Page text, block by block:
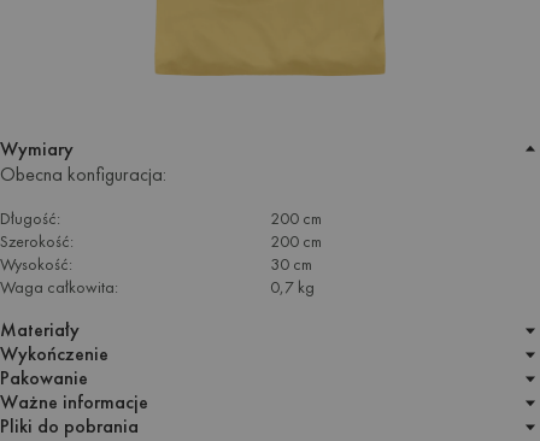
Wymiary
Obecna konfiguracja:
Długość:
200 cm
Szerokość:
200 cm
Wysokość:
30 cm
Waga całkowita:
0,7 kg
Materiały
Wykończenie
Pakowanie
Ważne informacje
Pliki do pobrania